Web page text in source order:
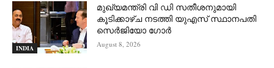
INDIA
മുഖ്യമന്ത്രി വി ഡി സതീശനുമായി
കൂടിക്കാഴ്ച നടത്തി യുഎസ് സ്ഥാനപതി
സെര്‍ജിയോ ഗോര്‍
August 8, 2026